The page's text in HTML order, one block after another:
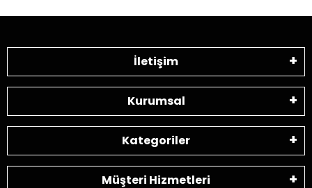
İletişim
Kurumsal
Kategoriler
Müşteri Hizmetleri